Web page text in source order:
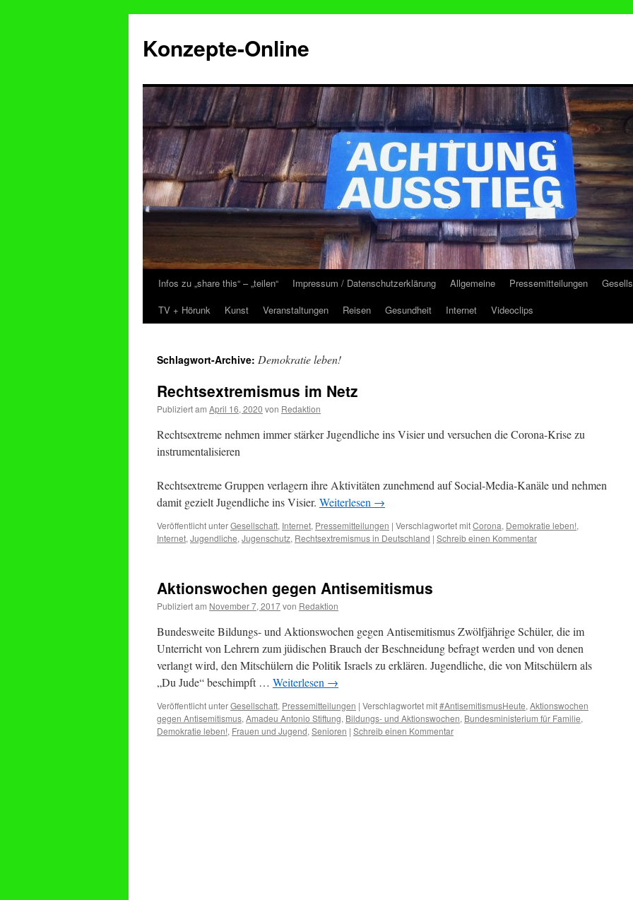
Konzepte-Online
Zum
Inhalt
Infos zu „share this“ – „teilen“ Impressum / Datenschutzerklärung Allgemeine Pressemitteilungen
TV + Hörunk
Kunst Veranstaltungen Reisen Gesundheit Internet Videoclips
Schlagwort-Archive: Demokratie leben!
Rechtsextremismus im Netz
Publiziert am April 16, 2020 von Redaktion
Rechtsextreme nehmen immer stärker Jugendliche ins Visier und versuchen die Corona-Krise zu
instrumentalisieren
Rechtsextreme Gruppen verlagern ihre Aktivitäten zunehmend auf Social-Media-Kanäle und nehmen
damit gezielt Jugendliche ins Visier. Weiterlesen →
Veröffentlicht unterGesellschaft, Internet, Pressemitteilungen | Verschlagwortet mitCorona, Demokratie leben!,
Internet, Jugendliche, Jugenschutz, Rechtsextremismus in Deutschland | Schreib einen Kommentar
Aktionswochen gegen Antisemitismus
Publiziert am November 7, 2017von Redaktion
Bundesweite Bildungs- und Aktionswochen gegen Antisemitismus Zwölfjährige Schüler, die im
Unterricht von Lehrern zum jüdischen Brauch der Beschneidung befragt werden und von denen
verlangt wird, den Mitschülern die Politik Israels zu erklären. Jugendliche, die von Mitschülern als
„Du Jude“ beschimpft … Weiterlesen →
Veröffentlicht unterGesellschaft, Pressemitteilungen | Verschlagwortet mit#AntisemitismusHeute, Aktionswochen
gegen Antisemitismus, Amadeu Antonio Stiftung, Bildungs- und Aktionswochen, Bundesministerium für Familie,
Demokratie leben!, Frauen und Jugend, Senioren | Schreib einen Kommentar